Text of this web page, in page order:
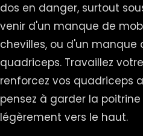
dos en danger, surtout
venir d'un manque de
chevilles, ou d'un manque
quadriceps. Travaillez
renforcez vos quadriceps
pensez à garder la
légèrement vers le haut.